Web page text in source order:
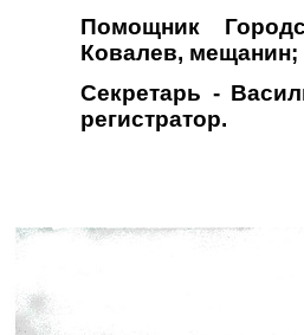
Помощник
Ковалев, мещанин;
Секретарь -
регистратор.